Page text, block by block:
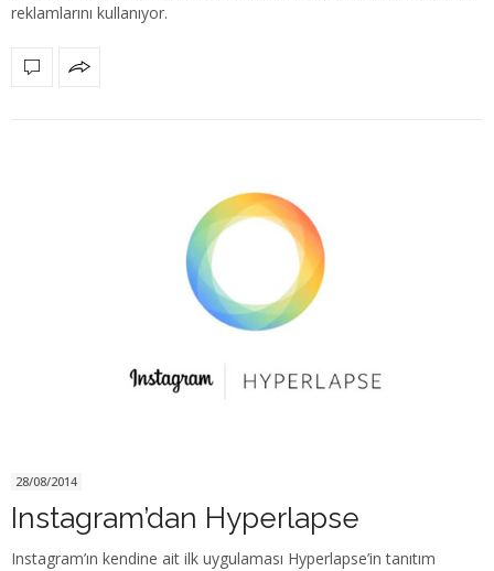
reklamlarını kullanıyor.
28/08/2014
Instagram’dan Hyperlapse
Instagram’ın kendine ait ilk uygulaması Hyperlapse’in tanıtım